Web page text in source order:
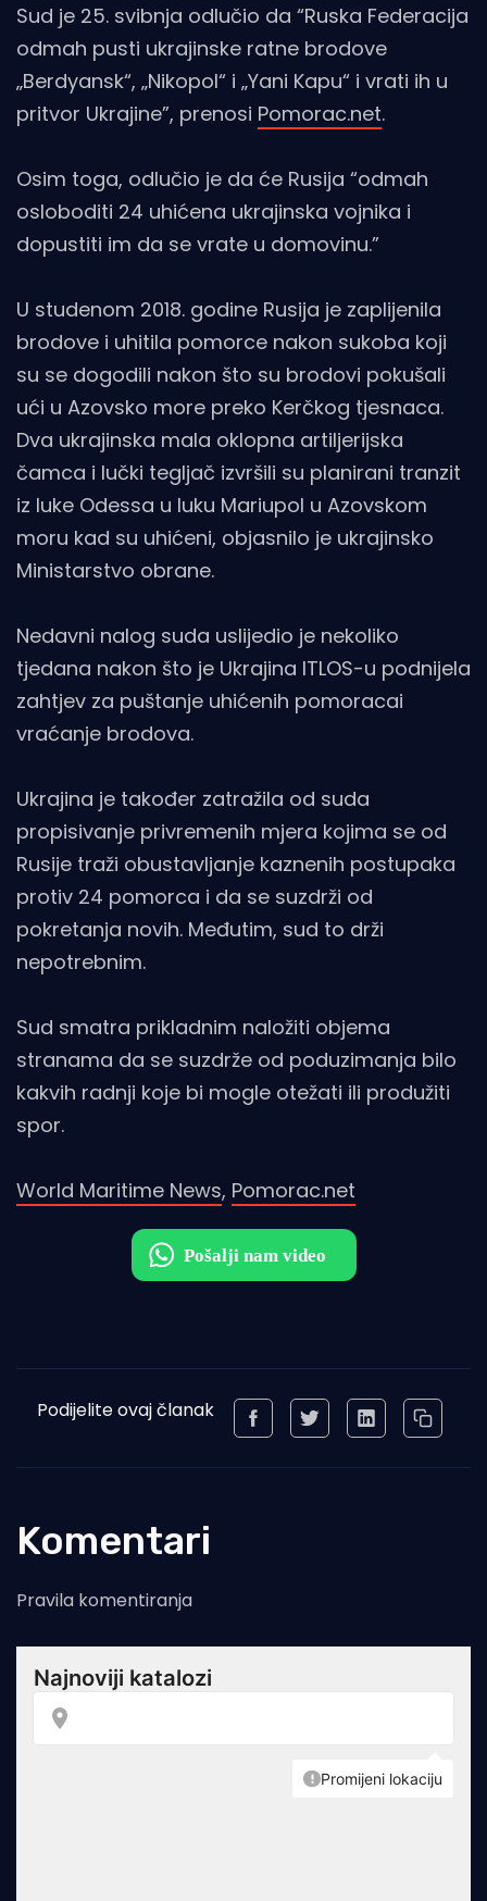
Sud je 25. svibnja odlučio da “Ruska Federacija
odmah pusti ukrajinske ratne brodove
„Berdyansk“, „Nikopol“ i „Yani Kapu“ i vrati ih u
pritvor Ukrajine”, prenosi Pomorac.net.
Osim toga, odlučio je da će Rusija “odmah
osloboditi 24 uhićena ukrajinska vojnika i
dopustiti im da se vrate u domovinu.”
U studenom 2018. godine Rusija je zaplijenila
brodove i uhitila pomorce nakon sukoba koji
su se dogodili nakon što su brodovi pokušali
ući u Azovsko more preko Kerčkog tjesnaca.
Dva ukrajinska mala oklopna artiljerijska
čamca i lučki tegljač izvršili su planirani tranzit
iz luke Odessa u luku Mariupol u Azovskom
moru kad su uhićeni, objasnilo je ukrajinsko
Ministarstvo obrane.
Nedavni nalog suda uslijedio je nekoliko
tjedana nakon što je Ukrajina ITLOS-u podnijela
zahtjev za puštanje uhićenih pomoracai
vraćanje brodova.
Ukrajina je također zatražila od suda
propisivanje privremenih mjera kojima se od
Rusije traži obustavljanje kaznenih postupaka
protiv 24 pomorca i da se suzdrži od
pokretanja novih. Međutim, sud to drži
nepotrebnim.
Sud smatra prikladnim naložiti objema
stranama da se suzdrže od poduzimanja bilo
kakvih radnji koje bi mogle otežati ili produžiti
spor.
World Maritime News, Pomorac.net
Podijelite ovaj članak
Komentari
Pravila komentiranja